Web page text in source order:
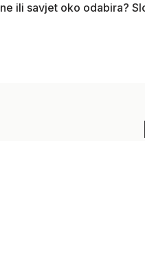
ili savjet oko odabira?